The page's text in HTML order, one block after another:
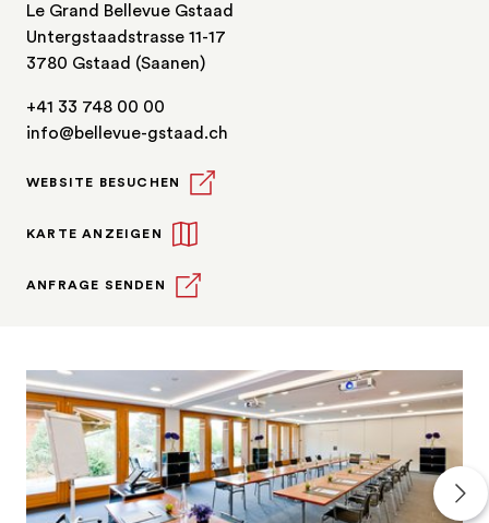
Gletscherskifahren und River Rafting bis hin zu
Alpenrundflügen.
Le Grand Bellevue Gstaad
Untergstaadstrasse 11-17
3780 Gstaad (Saanen)
+41 33 748 00 00
info@bellevue-gstaad.ch
WEBSITE BESUCHEN
KARTE ANZEIGEN
ANFRAGE SENDEN